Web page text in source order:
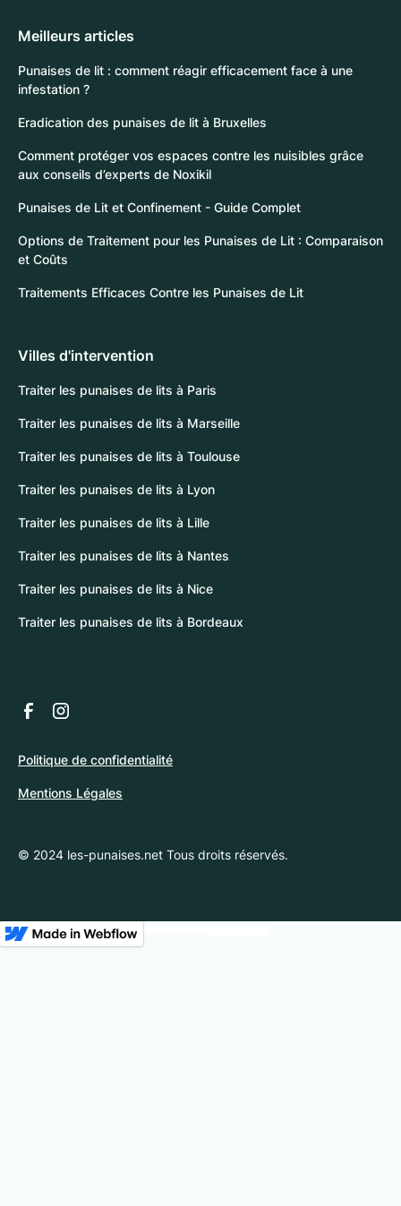
Meilleurs articles
Punaises de lit : comment réagir efficacement face à une
infestation ?
Eradication des punaises de lit à Bruxelles
Comment protéger vos espaces contre les nuisibles grâce
aux conseils d’experts de Noxikil
Punaises de Lit et Confinement - Guide Complet
Options de Traitement pour les Punaises de Lit : Comparaison
et Coûts
Traitements Efficaces Contre les Punaises de Lit
Villes d'intervention
Traiter les punaises de lits à Paris
Traiter les punaises de lits à Marseille
Traiter les punaises de lits à Toulouse
Traiter les punaises de lits à Lyon
Traiter les punaises de lits à Lille
Traiter les punaises de lits à Nantes
Traiter les punaises de lits à Nice
Traiter les punaises de lits à Bordeaux
© 2024 les-punaises.net Tous droits réservés.
Politique de confidentialité
Mentions Légales